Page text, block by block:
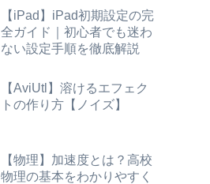
【iPad】iPad初期設定の完
全ガイド｜初心者でも迷わ
ない設定手順を徹底解説
【AviUtl】溶けるエフェク
トの作り方【ノイズ】
【物理】加速度とは？高校
物理の基本をわかりやすく